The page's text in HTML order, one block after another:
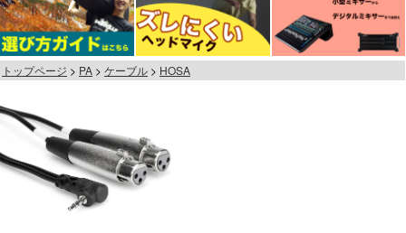
トップページ PA ケーブル HOSA